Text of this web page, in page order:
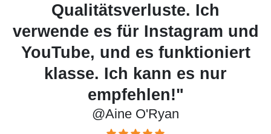
Ich
es für Instagram und
und es funktioniert
Ich kann es nur
empfehlen!"
@Aine O'Ryan
scharf